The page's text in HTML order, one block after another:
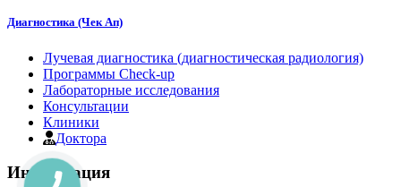
Диагностика (Чек Ап)
Лучевая диагностика (диагностическая радиология)
Программы Check-up
Лабораторные исследования
Консультации
Клиники
Доктора
Информация